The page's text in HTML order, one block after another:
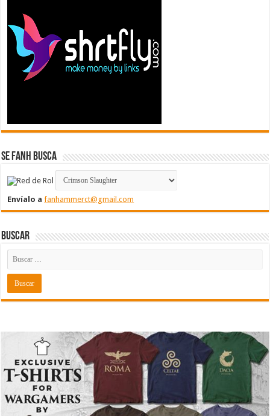
Se FanH Busca
Envíalo afanhammerct@gmail.com
Buscar